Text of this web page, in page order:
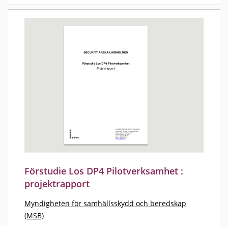
Förstudie Los DP4 Pilotverksamhet :
projektrapport
Myndigheten för samhällsskydd och beredskap
(MSB)